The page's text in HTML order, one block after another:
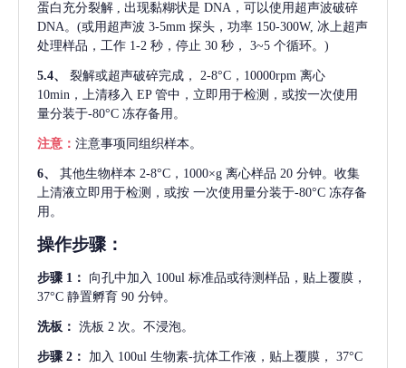
蛋白充分裂解 , 出现黏糊状是 DNA，可以使用超声波破碎
DNA。(或用超声波 3-5mm 探头，功率 150-300W, 冰上超声
处理样品，工作 1-2 秒，停止 30 秒， 3~5 个循环。)
5.4、 裂解或超声破碎完成，
2-8°C，10000rpm 离心
10min，上清移入 EP 管中，立即用于检测，或按一次使用
量分装于-80°C 冻存备用。
注意： 注意事项同组织样本。
6、 其他生物样本 2-8°C，1000×g 离心样品 20 分钟。收集
上清液立即用于检测，或按 一次使用量分装于-80°C 冻存备
用。
操作步骤：
步骤 1： 向孔中加入 100ul 标准品或待测样品，贴上覆膜，
37°C 静置孵育 90 分钟。
洗板： 洗板 2 次。不浸泡。
步骤 2： 加入 100ul 生物素-抗体工作液，贴上覆膜， 37°C